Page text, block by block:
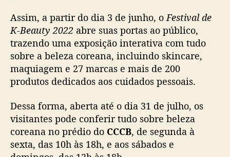
B
e
a
t
y
2
2
2
:
e
Assim, a partir do dia 3 de junho, oFestival de
K-Beauty 2022 abre suas portas ao público,
trazendo uma exposição interativa com tudo
sobre a beleza coreana, incluindo skincare,
maquiagem e 27 marcas e mais de 200
produtos dedicados aos cuidados pessoais.
Dessa forma, aberta até o dia 31 de julho, os
visitantes pode conferir tudo sobre beleza
coreana no prédio do CCCB, de segunda à
sexta, das 10h às 18h, e aos sábados e